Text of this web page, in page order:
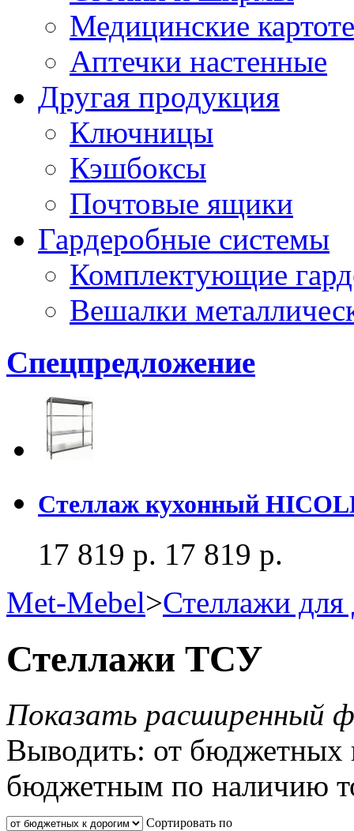
Медицинские
Аптечки настенные
Другая продукция
Ключницы
Кэшбоксы
Почтовые ящики
Гардеробные системы
Комплектующие
Вешалки
Спецпредложение
Стеллаж кухонный
17 819 р. 17 819 р.
Met-Mebel>Стеллажи для
Стеллажи ТСУ
Показать расширенный
Выводить: от бюджетных
бюджетным по наличию
Сортировать по